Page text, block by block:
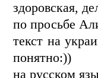
здоровская,
по просьбе
текст на
понятно:))
на русском